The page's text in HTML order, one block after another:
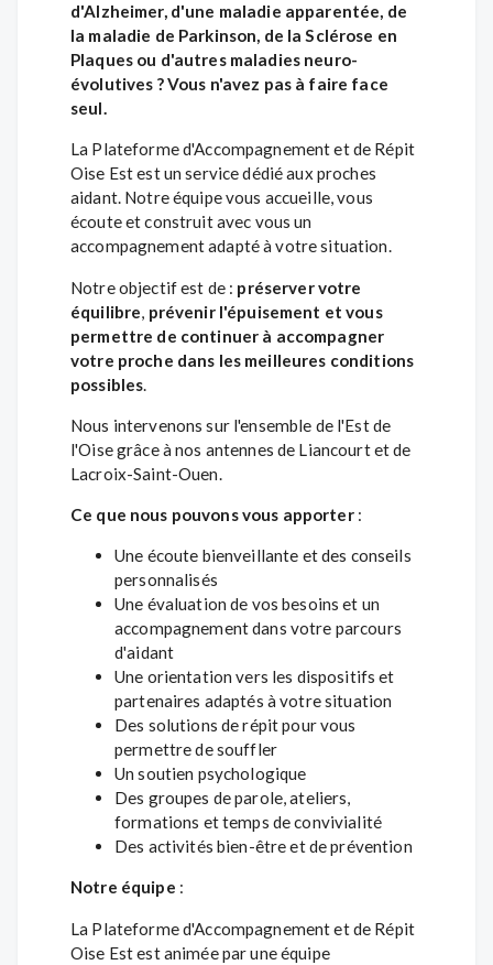
d'Alzheimer, d'une maladie apparentée, de
la maladie de Parkinson, de la Sclérose en
Plaques ou d'autres maladies neuro-
évolutives ? Vous n'avez pas à faire face
seul.
La Plateforme d'Accompagnement et de Répit
Oise Est est un service dédié aux proches
aidant. Notre équipe vous accueille, vous
écoute et construit avec vous un
accompagnement adapté à votre situation.
Notre objectif est de : préserver votre
équilibre prévenir l'épuisement et vous
permettre de continuer à accompagner
votre proche dans les meilleures conditions
possibles
Nous intervenons sur l'ensemble de l'Est de
l'Oise grâce à nos antennes de Liancourt et de
Lacroix-Saint-Ouen.
Ce que nous pouvons vous apporter:
Une écoute bienveillante et des conseils
personnalisés
Une évaluation de vos besoins et un
accompagnement dans votre parcours
d'aidant
Une orientation vers les dispositifs et
partenaires adaptés à votre situation
Des solutions de répit pour vous
permettre de souffler
Un soutien psychologique
Des groupes de parole, ateliers,
formations et temps de convivialité
Des activités bien-être et de prévention
Notre équipe :
La Plateforme d'Accompagnement et de Répit
Oise Est est animée par une équipe